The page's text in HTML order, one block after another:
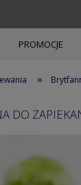
PROMOCJE
»
DO